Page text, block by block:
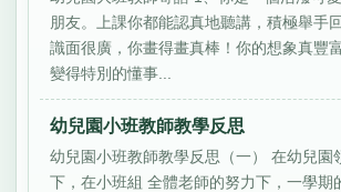
朋友。上課你都能認真地聽講，積極舉手
識面很廣，你畫得畫真棒！你的想象真豐
變得特別的懂事...
幼兒園小班教師教學反思
幼兒園小班教師教學反思（一） 在幼兒園
下，在小班組 全體老師的努力下，一學期